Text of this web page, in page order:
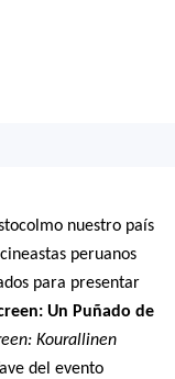
nuestro país
peruanos
para presentar
Un Puñado de
Kourallinen
del evento